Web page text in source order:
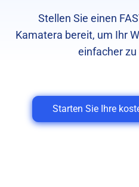
Stellen Sie einen
Kamatera bereit, um Ihr
einfacher
Starten Sie Ihre